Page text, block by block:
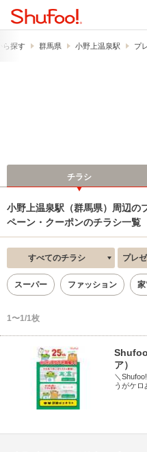
ら探す 群馬県 小野上温泉駅 プ
チラシ
小野上温泉駅（群馬県）周辺の
ペーン・クーポンのチラシ一覧
すべてのチラシ プレゼン
スーパー ファッション
1〜1/1枚
ア）
＼
うがケロ